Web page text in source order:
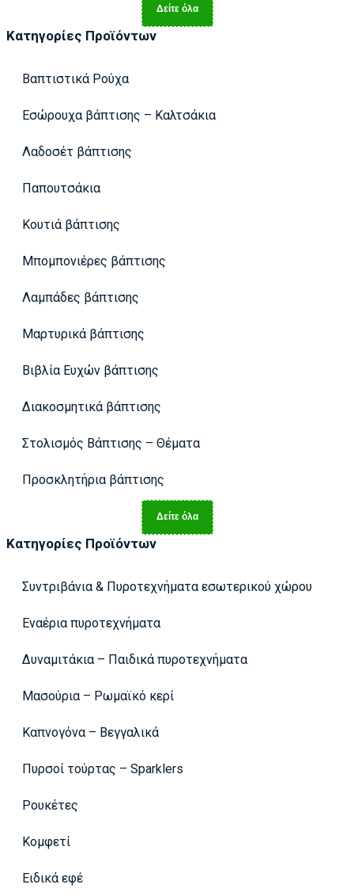
Δείτε όλα
Κατηγορίες Προϊόντων
Βαπτιστικά Ρούχα
Εσώρουχα βάπτισης – Καλτσάκια
Λαδοσέτ βάπτισης
Παπουτσάκια
Κουτιά βάπτισης
Μπομπονιέρες βάπτισης
Λαμπάδες βάπτισης
Μαρτυρικά βάπτισης
Βιβλία Ευχών βάπτισης
Διακοσμητικά βάπτισης
Στολισμός Βάπτισης – Θέματα
Προσκλητήρια βάπτισης
Δείτε όλα
Κατηγορίες Προϊόντων
Συντριβάνια & Πυροτεχνήματα εσωτερικού χώρου
Εναέρια πυροτεχνήματα
Δυναμιτάκια – Παιδικά πυροτεχνήματα
Μασούρια – Ρωμαϊκό κερί
Καπνογόνα – Βεγγαλικά
Πυρσοί τούρτας – Sparklers
Ρουκέτες
Κομφετί
Ειδικά εφέ